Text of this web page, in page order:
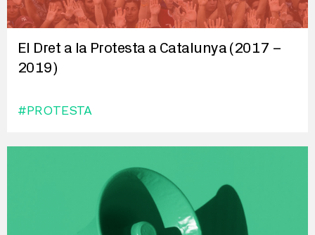
El Dret a la Protesta a Catalunya (2017 –
2019)
#PROTESTA